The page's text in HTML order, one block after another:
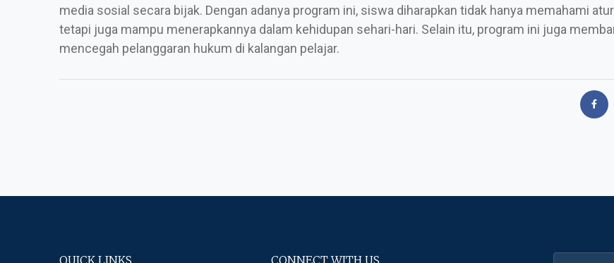
media sosial secara bijak. Dengan adanya program ini, siswa diharapkan tidak hanya memahami
tetapi juga mampu menerapkannya dalam kehidupan sehari-hari. Selain itu, program ini juga
mencegah pelanggaran hukum di kalangan pelajar.
QUICK LINKS CONNECT WITH US